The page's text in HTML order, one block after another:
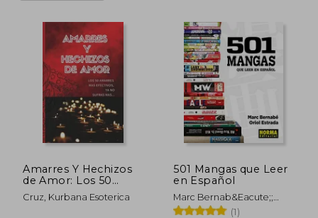
Amarres Y Hechizos
de Amor: Los 50
amarres más
efectivos, no sufras
Cruz, Kurbana Esoterica
501 Mangas que Leer
en Español
Marc Bernab&Eacute;;
Oriol Estrada (1)